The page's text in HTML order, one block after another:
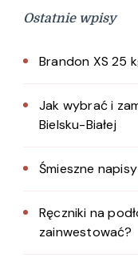
Ostatnie wpisy
Brandon XS 25
Jak wybrać i
Bielsku-Białej
Śmieszne
Ręczniki na
zainwestować?